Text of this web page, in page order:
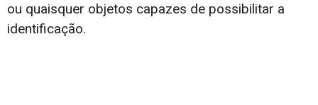
ou quaisquer objetos capazes de possibilitar a
identificação.